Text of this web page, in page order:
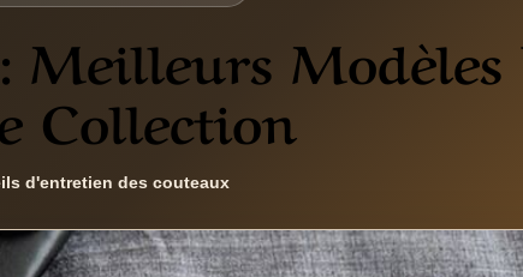
Meilleurs Modèles
Collection
d'entretien des couteaux